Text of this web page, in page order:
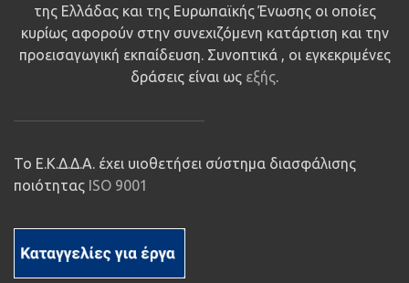
της Ελλάδας και της Ευρωπαϊκής Ένωσης οι οποίες
κυρίως αφορούν στην συνεχιζόμενη κατάρτιση και την
προεισαγωγική εκπαίδευση. Συνοπτικά , οι εγκεκριμένες
δράσεις είναι ως εξής.
Το Ε.Κ.Δ.Δ.Α. έχει υιοθετήσει σύστημα διασφάλισης
ποιότητας ISO 9001